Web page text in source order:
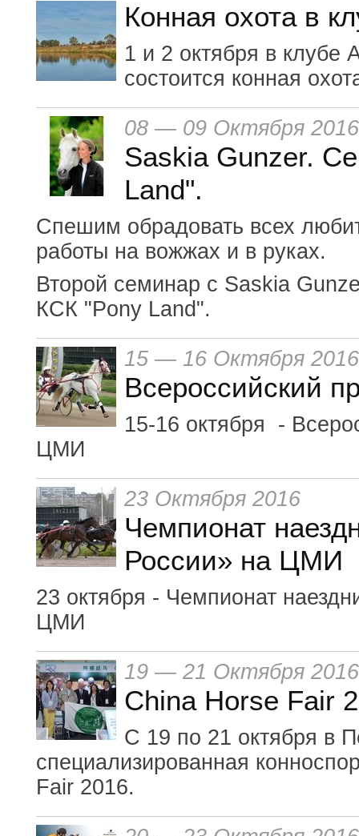
Конная охота в
1 и 2 октября в клубе
состоится конная
08 — 09 Октября 2016
Saskia Gunzer.
Land".
Спешим обрадовать всех
работы на вожжах и в руках.
Второй семинар с Saskia
КСК "Pony Land".
15 — 16 Октября 2016
Всероссийский
15-16 октября -
ЦМИ
23 Октября 2016
Чемпионат
России» на ЦМИ
23 октября - Чемпионат
ЦМИ
19 — 21 Октября 2016
China Horse Fair
С 19 по 21 октября в
специализированная
Fair 2016.